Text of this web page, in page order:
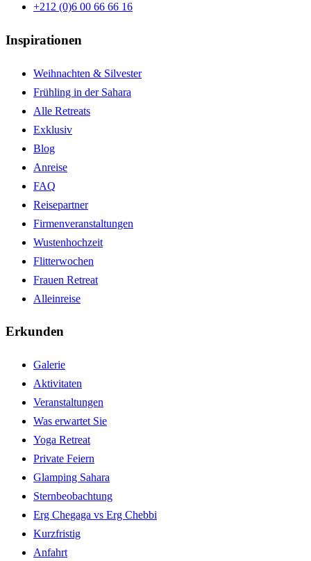
+212 (0)6 00 66 66 16
Inspirationen
Weihnachten & Silvester
Frühling in der Sahara
Alle Retreats
Exklusiv
Blog
Anreise
FAQ
Reisepartner
Firmenveranstaltungen
Wustenhochzeit
Flitterwochen
Frauen Retreat
Alleinreise
Erkunden
Galerie
Aktivitaten
Veranstaltungen
Was erwartet Sie
Yoga Retreat
Private Feiern
Glamping Sahara
Sternbeobachtung
Erg Chegaga vs Erg Chebbi
Kurzfristig
Anfahrt